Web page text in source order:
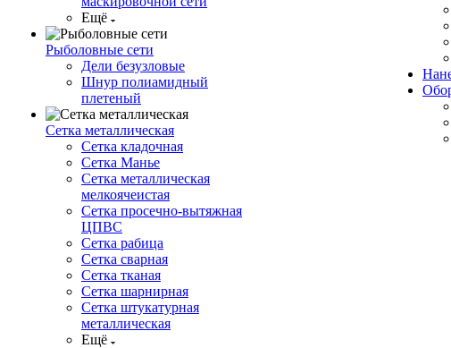
Ещё
Рыболовные сети
Дели безузловые
Шнур полиамидный
плетеный
Сетка металлическая
Сетка кладочная
Сетка Манье
Сетка металлическая
мелкоячеистая
Сетка просечно-вытяжная
ЦПВС
Сетка рабица
Сетка сварная
Сетка тканая
Сетка шарнирная
Сетка штукатурная
металлическая
Ещё